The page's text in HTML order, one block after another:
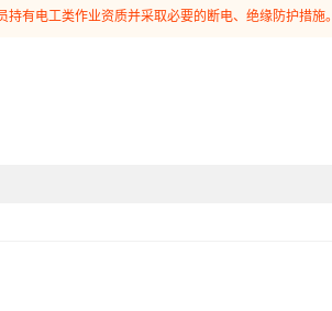
有电工类作业资质并采取必要的断电、绝缘防护措施。